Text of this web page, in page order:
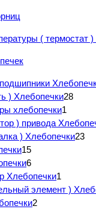
( термостат
) Хлебопечки28
хлебопечки1
) привода
) Хлебопечки23
15
6
Хлебопечки1
элемент )
2